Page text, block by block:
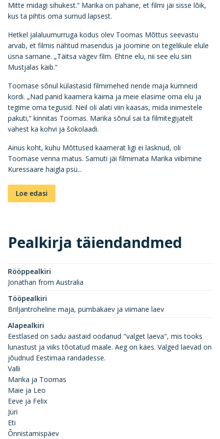
Mitte midagi sihukest.“ Marika on pahane, et filmi jäi sisse lõik,
kus ta pihtis oma surnud lapsest.
Hetkel jalaluumurruga kodus olev Toomas Mõttus seevastu
arvab, et filmis nähtud masendus ja joomine on tegelikule elule
üsna sarnane. „Täitsa vägev film. Ehtne elu, nii see elu siin
Mustjalas käib.“
Toomase sõnul külastasid filmimehed nende maja kümneid
kordi. „Nad panid kaamera käima ja meie elasime oma elu ja
tegime oma tegusid. Neil oli alati viin kaasas, mida inimestele
pakuti,“ kinnitas Toomas. Marika sõnul sai ta filmitegijatelt
vahest ka kohvi ja šokolaadi.
Ainus koht, kuhu Mõttused kaamerat ligi ei lasknud, oli
Toomase venna matus. Samuti jäi filmimata Marika viibimine
Kuressaare haigla psü...
Loe edasi
Pealkirja täiendandmed
Rööppealkiri
Jonathan from Australia
Tööpealkiri
Briljantroheline maja, pumbakaev ja viimane laev
Alapealkiri
Eestlased on sadu aastaid oodanud "valget laeva", mis tooks
lunastust ja viiks tõotatud maale. Aeg on käes. Valged laevad on
jõudnud Eestimaa randadesse.
Valli
Marika ja Toomas
Maie ja Leo
Eeve ja Felix
Jüri
Eti
Õnnistamispäev